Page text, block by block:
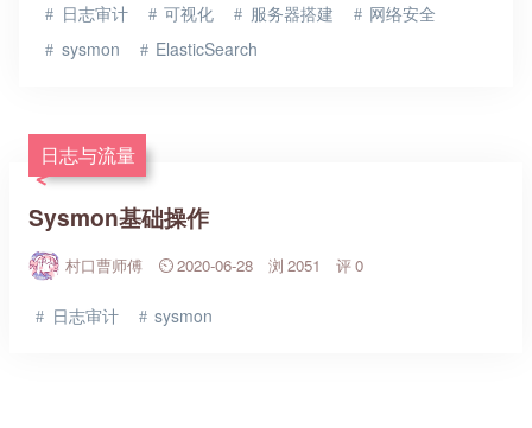
日志审计 可视化 服务器搭建
网络安全
sysmon
ElasticSearch
日志与流量
Sysmon基础操作
村口曹师傅 2020-06-28 2051 0
日志审计 sysmon